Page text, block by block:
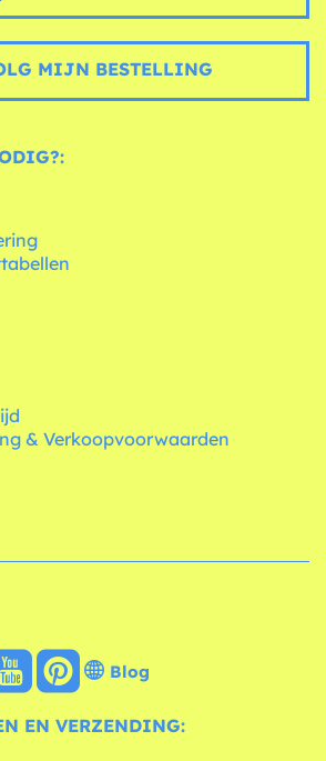
MIJN BESTELLING
& Verkoopvoorwaarden
Blog
EN VERZENDING: